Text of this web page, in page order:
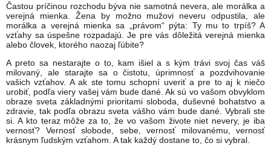
Častou príčinou rozchodu býva nie samotná nevera, ale morálka a
verejná mienka. Žena by možno mužovi neveru odpustila, ale
morálka a verejná mienka sa „právom“ pýta: Ty mu to trpíš? A
vzťahy sa úspešne rozpadajú. Je pre vás dôležitá verejná mienka
alebo človek, ktorého naozaj ľúbite?
A preto sa nestarajte o to, kam išiel a s kým trávi svoj čas váš
milovaný, ale starajte sa o čistotu, úprimnosť a pozdvihovanie
vašich vzťahov. A ak ste tomu schopní uveriť a pre to aj k niečo
urobiť, podľa viery vašej vám bude dané. Ak sú vo vašom obvyklom
obraze sveta základnými prioritami sloboda, duševné bohatstvo a
zdravie, tak podľa obrazu sveta vášho vám bude dané. Vybrali ste
si. A kto teraz môže za to, že vo vašom živote niet nevery, je iba
vernosť? Vernosť slobode, sebe, vernosť milovanému, vernosť
krásnym ľudským vzťahom. A tak každý dostane to, čo si vybral.